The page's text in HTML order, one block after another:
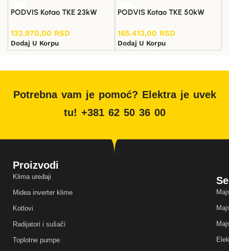
PODVIS Kotao TKE 23kW
132.970,00 RSD
Dodaj U Korpu
PODVIS Kotao TKE 50kW
165.413,00 RSD
Dodaj U Korpu
Potrebna vam je pomoć? Elektra je uvek
tu! +381 62 50 36 00
Proizvodi
Klima uređaji
Midea inverter klime
Kotlovi
Radijatori i sušači
Toplotne pumpe